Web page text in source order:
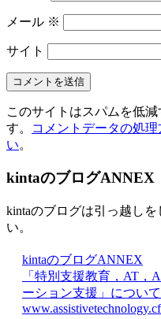
メール ※
サイト
このサイトはスパムを低
す。
コメントデータの処
い。
kintaのブログANNEX
kintaのブログは引っ越し
い。
kintaのブログANNEX
「特別支援教育，AT，
ーション支援」につい